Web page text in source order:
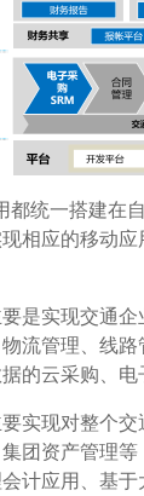
统一搭建在自
相应的移动
实现交通企
流管理、线
的云采购、电
现对整个交
团资产管理
计应用、基